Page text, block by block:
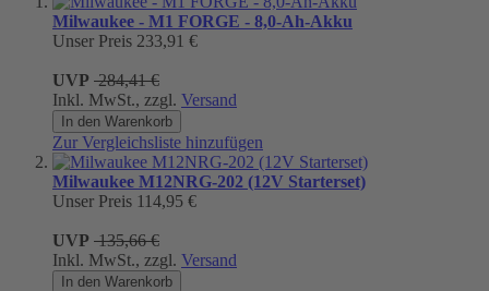
Milwaukee - M1 FORGE - 8,0-Ah-Akku
Unser Preis 233,91 €
UVP 284,41 €
Inkl. MwSt., zzgl. Versand
In den Warenkorb
Zur Vergleichsliste hinzufügen
Milwaukee M12NRG-202 (12V Starterset)
Unser Preis 114,95 €
UVP 135,66 €
Inkl. MwSt., zzgl. Versand
In den Warenkorb